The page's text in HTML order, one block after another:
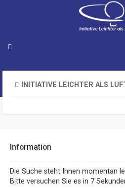
INITIATIVE LEICHTER ALS
Information
Die Suche steht Ihnen momentan
Bitte versuchen Sie es in 7